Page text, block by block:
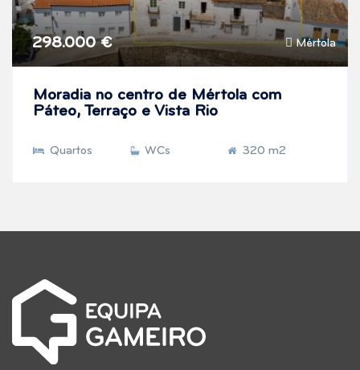
Mértola
298.000 €
Moradia no centro de Mértola com
Páteo, Terraço e Vista Rio
Quartos WCs 320 m2